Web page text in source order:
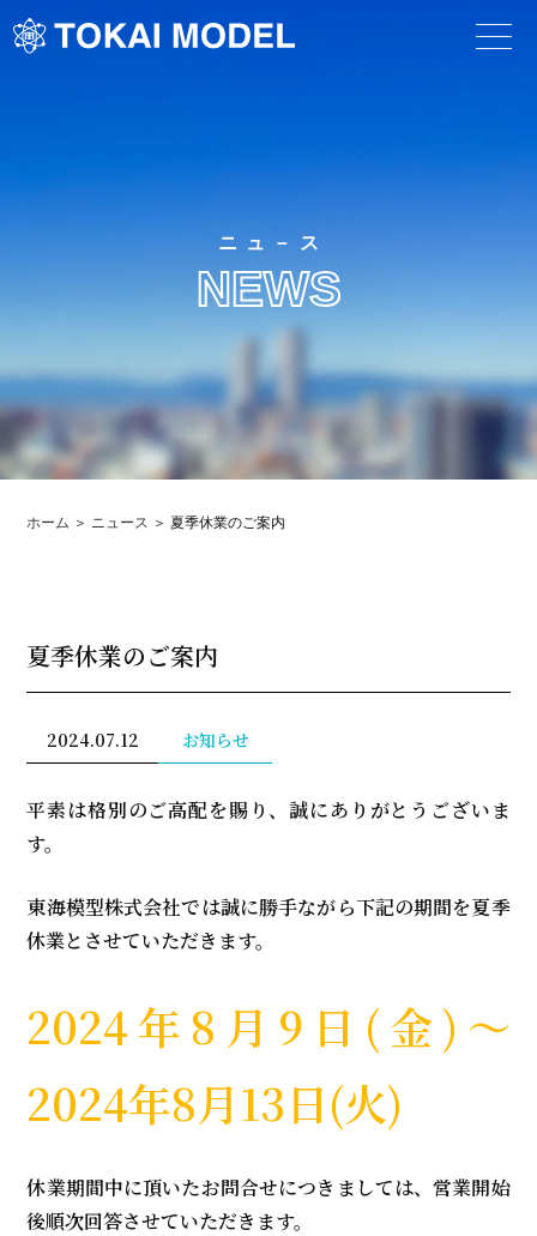
ニュ－ス
NEWS
ホーム ニュース 夏季休業のご案内
夏季休業のご案内
2024.07.12 お知らせ
平素は格別のご高配を賜り、誠にありがとうございま
す。
東海模型株式会社では誠に勝手ながら下記の期間を夏季
休業とさせていただきます。
2024年8月9日(金)～
2024年8月13日(火)
休業期間中に頂いたお問合せにつきましては、営業開始
後順次回答させていただきます。